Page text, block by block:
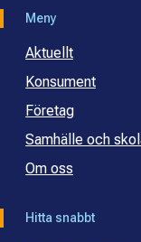
Meny
Aktuellt
Konsument
Företag
Samhälle och
Om oss
Hitta snabbt